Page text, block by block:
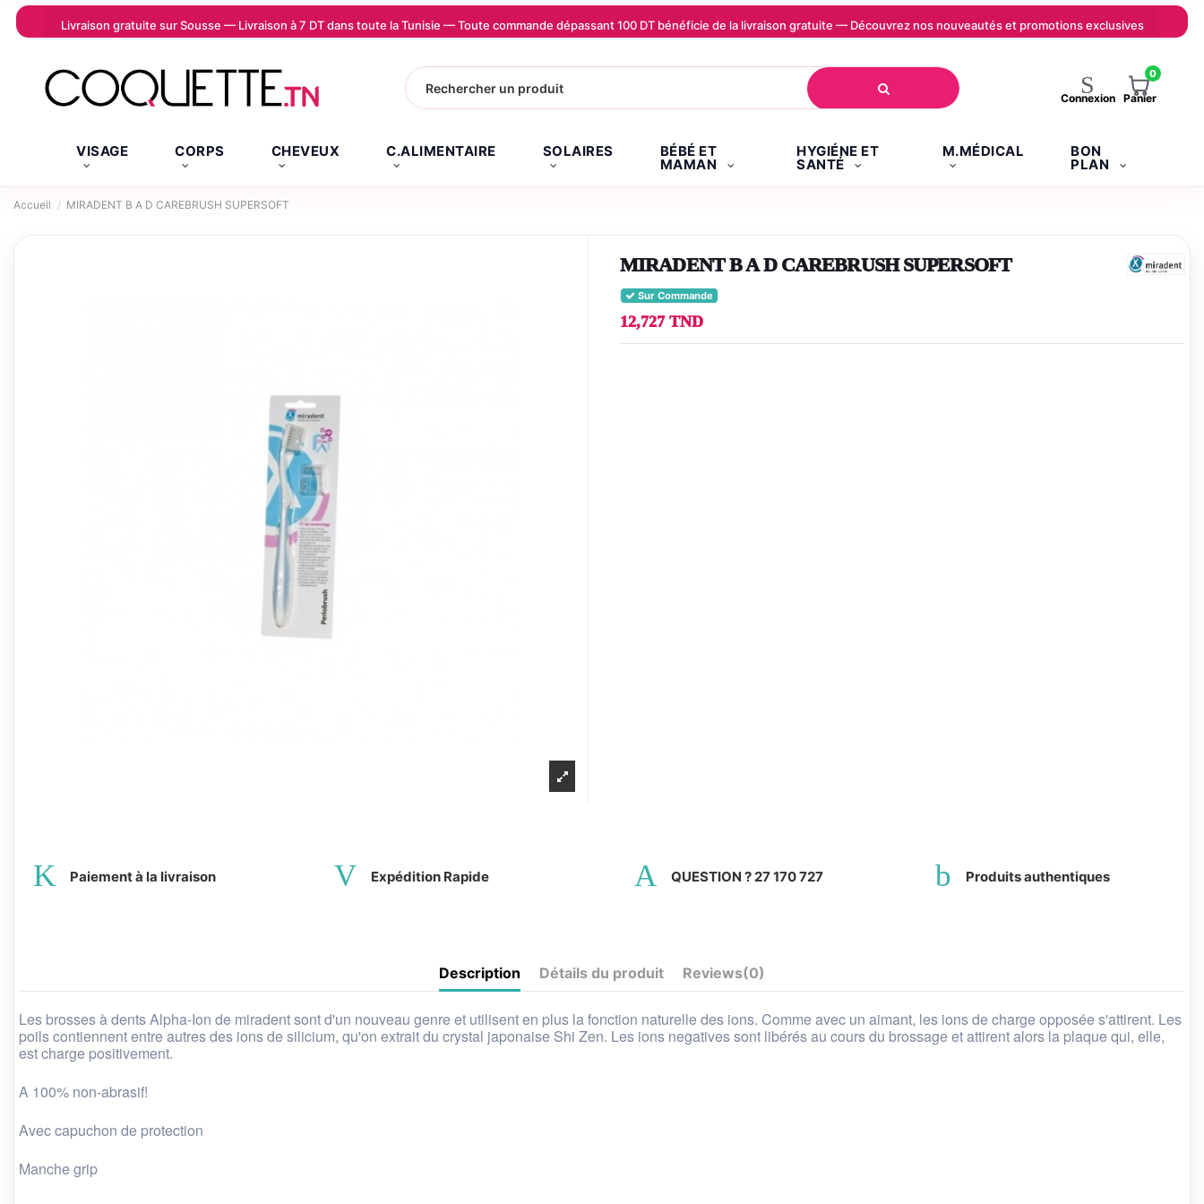
Livraison gratuite sur Sousse — Livraison à 7 DT dans toute la Tunisie — Toute commande dépassant 100 DT bénéficie de la livraison gratuite — Découvrez nos nouveautés et promotions exclusives
Connexion
0
Panier
VISAGE CORPS CHEVEUX C.ALIMENTAIRE SOLAIRES BÉBÉ ET
MAMAN
HYGIÉNE ET
SANTÉ
M.MÉDICAL BON
PLAN
Accueil MIRADENT B A D CAREBRUSH SUPERSOFT
MIRADENT B A D CAREBRUSH SUPERSOFT
Sur Commande
12,727 TND
Paiement à la livraison Expédition Rapide QUESTION ? 27 170 727 Produits authentiques
Description Détails du produit Reviews(0)
Les brosses à dents Alpha-Ion de miradent sont d'un nouveau genre et utilisent en plus la fonction naturelle des ions. Comme avec un aimant, les ions de charge opposée s'attirent. Les
poils contiennent entre autres des ions de silicium, qu'on extrait du crystal japonaise Shi Zen. Les ions negatives sont libérés au cours du brossage et attirent alors la plaque qui, elle,
est charge positivement.
A 100% non-abrasif!
Avec capuchon de protection
Manche grip